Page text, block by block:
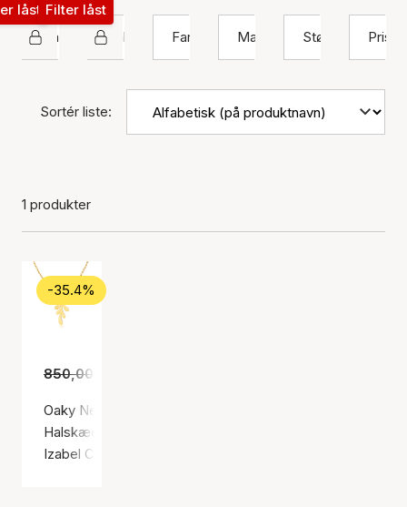
Izabel Camille
låst
Halskæde
Filter låst
Farve
Materiale Størrelse Pris
Sortér liste:
1 produkter
-35.4%
850,00 kr.
Oaky Necklace
Halskæde, Guld farve / Forgyldt sølv sterling 925
Izabel Camille